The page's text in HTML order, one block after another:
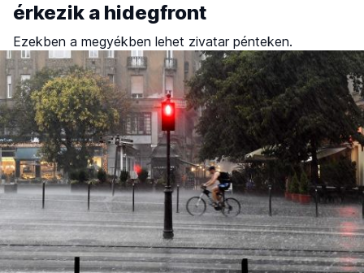
érkezik a hidegfront
Ezekben a megyékben lehet zivatar pénteken.